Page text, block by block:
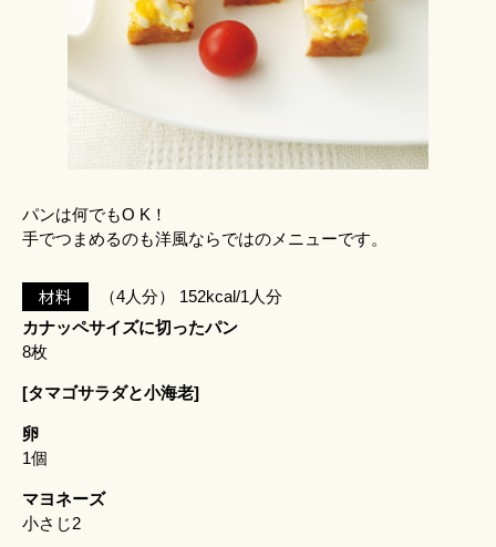
パンは何でもO K！
手でつまめるのも洋風ならではのメニューです。
材料
（4人分） 152kcal/1人分
カナッペサイズに切ったパン
8枚
[タマゴサラダと小海老]
卵
1個
マヨネーズ
小さじ2